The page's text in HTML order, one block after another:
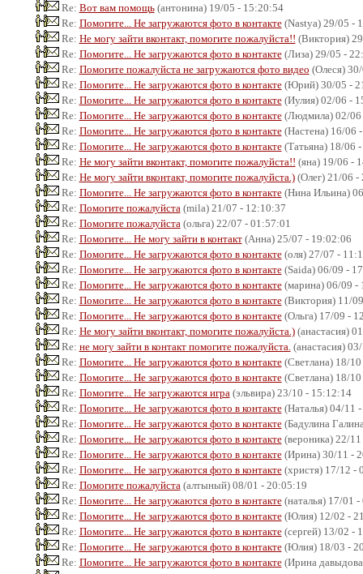
Re: Вот вам помощь(антонина) 19/05 - 15:20:54
Re: Помогите... Не загружаются фото в контакте(Nastya) 29/05 -
Re: Не могу зайти вконтакт, помогите пожалуйста!! (Виктория)
Re: Помогите... Не загружаются фото в контакте(Лиза) 29/05 -
Re: Помогите пожалуйста не загружаются фото видео (Олеся)
Re: Помогите... Не загружаются фото в контакте(Юрий) 30/05 -
Re: Помогите... Не загружаются фото в контакте(Иулия) 02/06 -
Re: Помогите... Не загружаются фото в контакте(Людмила) 02/06
Re: Помогите... Не загружаются фото в контакте(Настена) 16/06
Re: Помогите... Не загружаются фото в контакте(Татьяна) 18/06
Re: Не могу зайти вконтакт, помогите пожалуйста!! (яна) 19/06 -
Re: Не могу зайти вконтакт, помогите пожалуйста.)(Олег) 21/06 -
Re: Помогите... Не загружаются фото в контакте(Нина Ильина)
Re: Помогите пожалуйста (mila) 21/07 - 12:10:37
Re: Помогите пожалуйста (ольга) 22/07 - 01:57:01
Re: Помогите... Не могу зайти в контакт(Анна) 25/07 - 19:02:06
Re: Помогите... Не загружаются фото в контакте(оля) 27/07 -
Re: Помогите... Не загружаются фото в контакте(Saida) 06/09 -
Re: Помогите... Не загружаются фото в контакте(марина) 06/09 -
Re: Помогите... Не загружаются фото в контакте(Виктория) 11/
Re: Помогите... Не загружаются фото в контакте(Ольга) 17/09 -
Re: Не могу зайти вконтакт, помогите пожалуйста.)(анастасия)
Re: не могу зайти в контакт помогите пожалуйста. (анастасия)
Re: Помогите... Не загружаются фото в контакте(Светлана) 18/
Re: Помогите... Не загружаются фото в контакте(Светлана) 18/
Re: Помогите... Не загружаются игра (эльвира) 23/10 - 15:12:14
Re: Помогите... Не загружаются фото в контакте(Наталья) 04/11
Re: Помогите... Не загружаются фото в контакте(Бадулина
Re: Помогите... Не загружаются фото в контакте(вероника) 22/
Re: Помогите... Не загружаются фото в контакте(Ирина) 30/11 -
Re: Помогите... Не загружаются фото в контакте(христя) 17/12 -
Re: Помогите пожалуйста (алтыный) 08/01 - 20:05:19
Re: Помогите... Не загружаются фото в контакте(наталья) 17/01
Re: Помогите... Не загружаются фото в контакте(Юлия) 12/02 -
Re: Помогите... Не загружаются фото в контакте(сергей) 13/02 -
Re: Помогите... Не загружаются фото в контакте(Юлия) 18/03 -
Re: Помогите... Не загружаются фото в контакте(Ирина